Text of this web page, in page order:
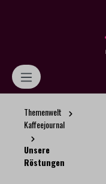
Themenwelt
Kaffeejournal
Unsere
Röstungen